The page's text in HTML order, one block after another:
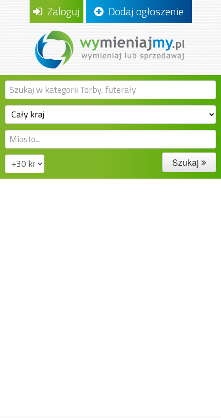
Zaloguj Dodaj ogłoszenie
Szukaj